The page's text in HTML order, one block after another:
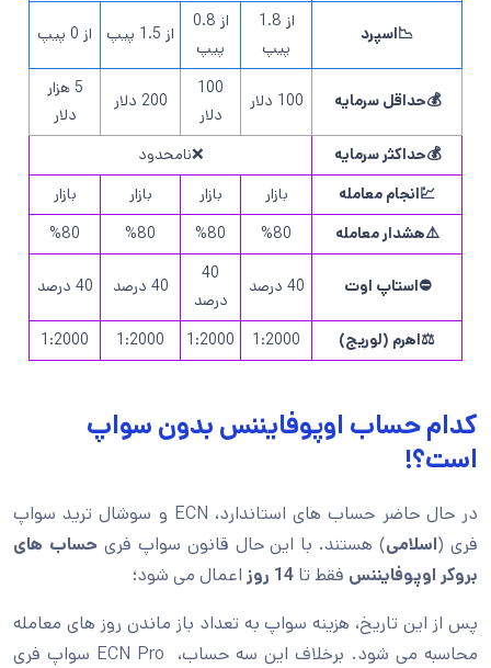
📉اسپرد
از 1.8
پیپ
از 0.8
پیپ
از 1.5 پیپ از 0 پیپ
💰حداقل سرمایه 100 دلار
100
دلار
200 دلار
5 هزار
دلار
💰حداکثر سرمایه
❌نامحدود
💹انجام معامله
بازار بازار بازار
بازار
⚠️هشدار معامله
%80
%80
%80
%80
⛔استاپ اوت 40 درصد
40
درصد
40 درصد 40 درصد
⚖️اهرم (لوریج) 1:2000
1:2000
1:2000
1:2000
کدام حساب اوپوفایننس بدون سواپ
است؟!
در حال حاضر حساب های استاندارد، ECN و سوشال ترید سواپ
فری (اسلامی) هستند. با این حال قانون سواپ فریحساب های
بروکر اوپوفایننس فقط تا 14 روز
اعمال می شود؛
پس از این تاریخ، هزینه سواپ به تعداد باز ماندن روز های معامله
محاسبه می شود. برخلاف این سه حساب، ECN Pro سواپ فری